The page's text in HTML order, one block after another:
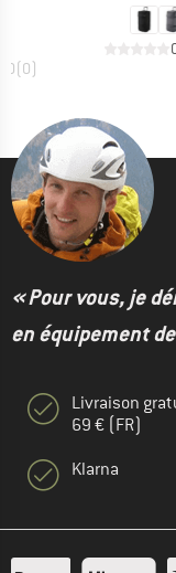
(0)
« Pour vous, je
en équipement
Livraison
69 € (FR)
Klarna